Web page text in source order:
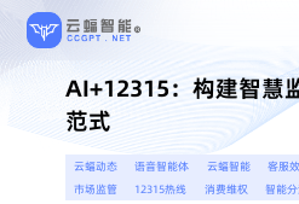
AI+12315：构建智慧
范式
云蝠动态 语音智能体 云蝠智能 客服
市场监管
12315热线 消费维权 智能